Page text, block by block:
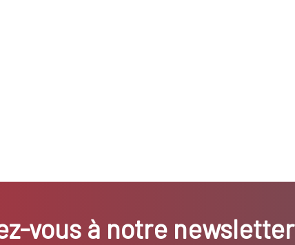
vous à notre newsletter